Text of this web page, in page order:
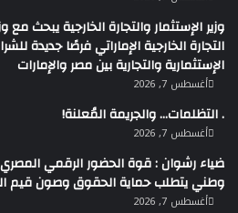
الأساسية والمرافق اللازمة
أن الوزارة تولي ملف الترفيق أولوية
العوامل الحاسمة في سرعة انطلاق
المستثمرين من بدء التشغيل
كما تعمل الوزارة على حصر وإعادة
الصناعية غير المستغلة، وربطها
المستهدفة، بما يتيح الاستفادة من
وتحويلها إلى مراكز إنتاج وتشغيل.
وزير الإستثمار والتجارة الخارجية يبحث مع
التجارة الخارجية الإماراتي فرصًا جديدة
الإستثمارية والتجارية بين مصر والإمارات
أغسطس 7, 2026
. التظلمات… والجريمة المُعلنة!
أغسطس 7, 2026
ضياء رشوان : قوة الحضور الرقمي
وطني يتطلب حماية الحقوق وصون قيم
أغسطس 7, 2026